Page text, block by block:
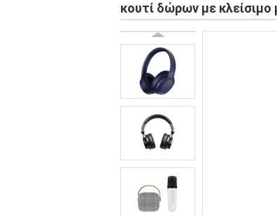
κουτί δώρων με κλείσιμο